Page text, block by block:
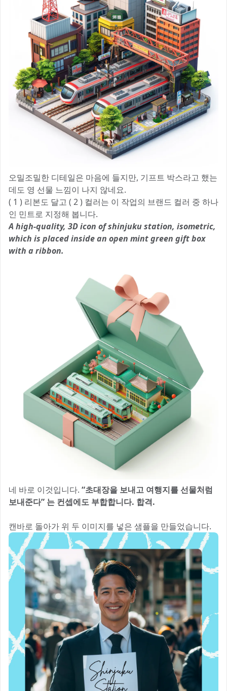
오밀조밀한 디테일은 마음에 들지만, 기프트 박스라고 했는
데도 영 선물 느낌이 나지 않네요.
( 1 ) 리본도 달고 ( 2 ) 컬러는 이 작업의 브랜드 컬러 중 하나
인 민트로 지정해 봅니다.
A high-quality, 3D icon of shinjuku station, isometric,
which is placed inside an open mint green gift box
with a ribbon.
네 바로 이것입니다. “초대장을 보내고 여행지를 선물처럼
보내준다” 는 컨셉에도 부합합니다. 합격.
캔바로 돌아가 위 두 이미지를 넣은 샘플을 만들었습니다.